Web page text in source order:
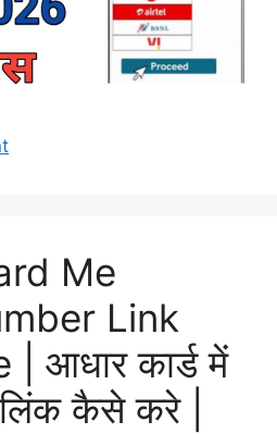
Me
Link
आधार कार्ड में
कैसे करे |